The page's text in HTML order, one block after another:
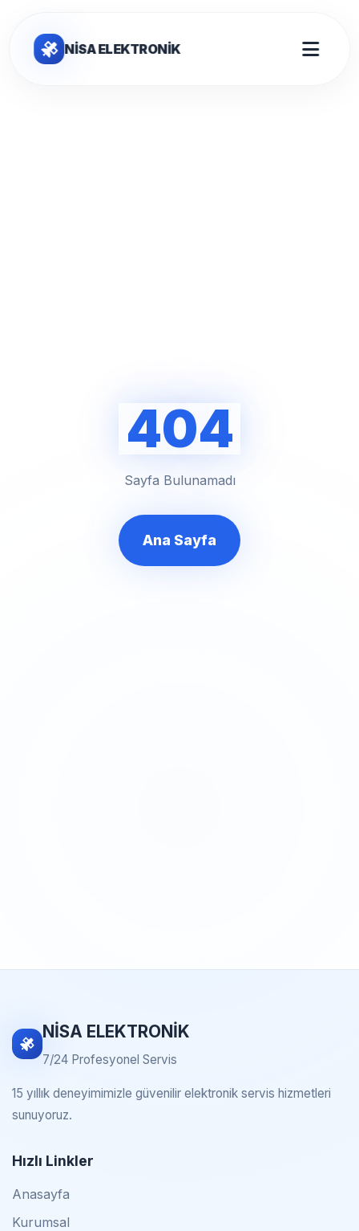
NİSA ELEKTRONİK
404
Sayfa Bulunamadı
Ana Sayfa
NİSA ELEKTRONİK
7/24 Profesyonel Servis
15 yıllık deneyimimizle güvenilir elektronik servis hizmetleri
sunuyoruz.
Hızlı Linkler
Anasayfa
Kurumsal